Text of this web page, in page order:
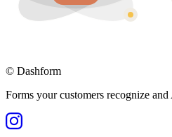
© Dashform
Forms your customers recognize